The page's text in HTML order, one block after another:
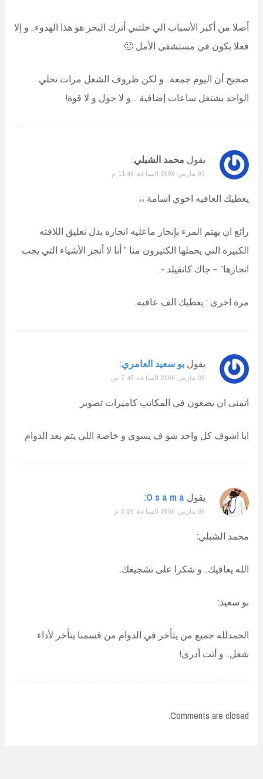
أصلا من أكبر الأسباب الي خلتني أترك البحر هو هذا الهدوء.. و إلا
فعلا بكون في مستشفى الأمل 🙂
صحيح أن اليوم جمعة.. و لكن ظروف الشغل مرات تخلي
الواحد يشتغل ساعات إضافية .. و لا حول و لا قوة!
يقول محمد الشبلي:
03 مارس 2006 الساعة 11:49 م
يعطيك العافيه اخوي اسامة ،،
رائع ان يهتم المرء بإنجاز ماعليه انجازه بدل تعليق اللافته
الكبيرة التي يحملها الكثيرون منا ” أنا لا أنجز الأشياء التي يجب
انجازها” – جاك كانفيلد -.
مرة اخرى : يعطيك الف عافيه.
يقول بو سعيد العامري:
05 مارس 2006 الساعة 7:45 ص
اتمنى ان يضعون في المكاتب كاميرات تصوير
ابا اشوف كل واحد شو ف يسوي و خاصة اللي يتم بعد الدوام
يقول O s a m a
:
06 مارس 2006 الساعة 8:26 م
محمد الشبلي:
الله يعافيك.. و شكرا على تشجيعك.
بو سعيد:
الحمدلله جميع من يتأخر في الدوام من قسمنا يتأخر لأداء
شغل.. و أنت أدرى!
Comments are closed.